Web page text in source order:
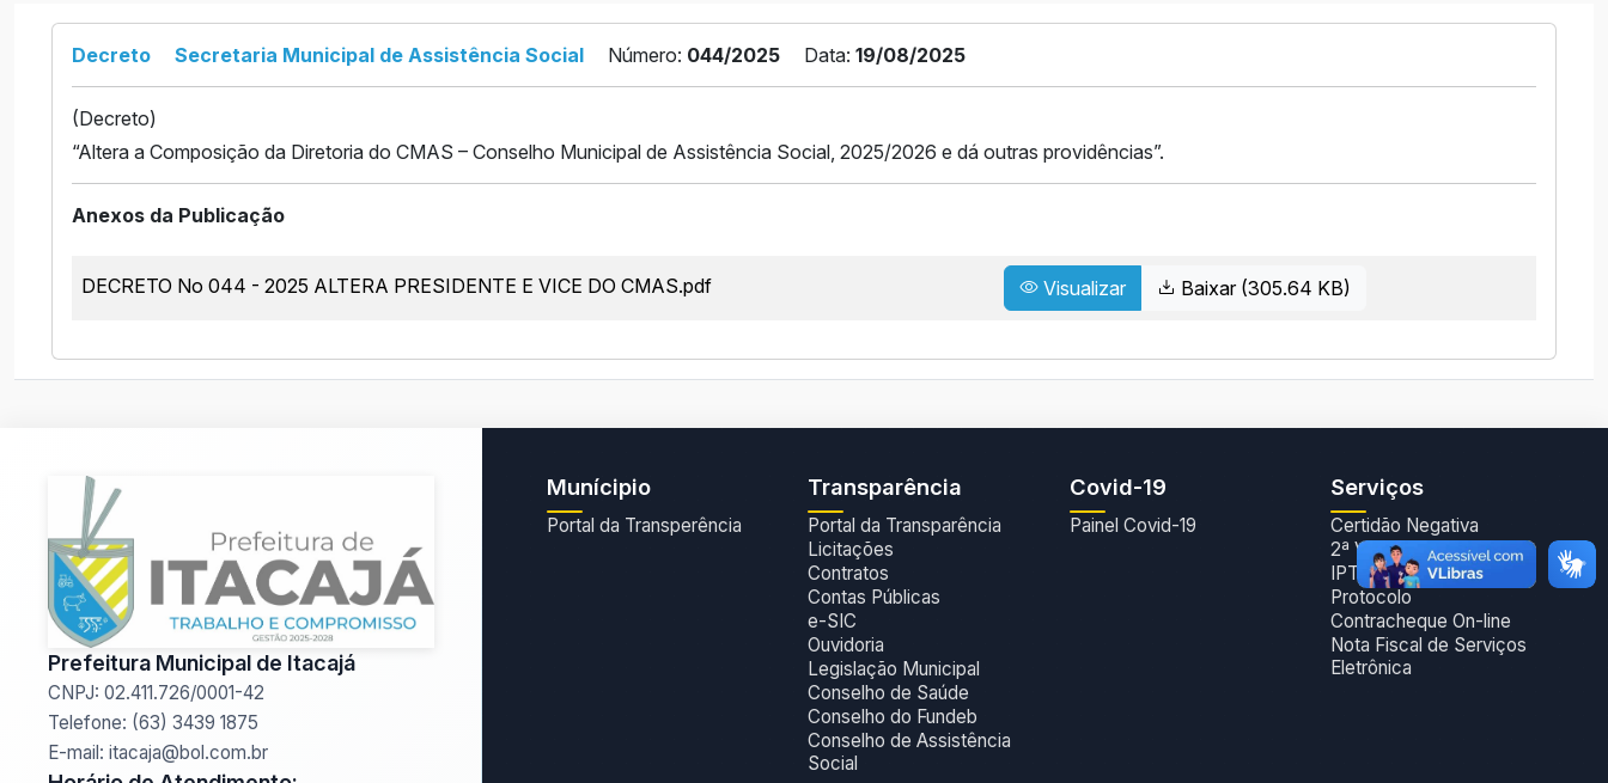
Decreto Secretaria Municipal de Assistência Social Número: 044/2025 Data: 19/08/2025
(Decreto)
“Altera a Composição da Diretoria do CMAS – Conselho Municipal de Assistência Social, 2025/2026 e dá outras providências”.
Anexos da Publicação
DECRETO No 044 - 2025 ALTERA PRESIDENTE E VICE DO CMAS.pdf Visualizar Baixar (305.64 KB)
Prefeitura Municipal de Itacajá
CNPJ: 02.411.726/0001-42
Telefone: (63) 3439 1875
E-mail: itacaja@bol.com.br
Munícipio
Portal da Transperência
Transparência
Portal da Transparência
Licitações
Contratos
Contas Públicas
e-SIC
Ouvidoria
Legislação Municipal
Conselho de Saúde
Conselho do Fundeb
Conselho de Assistência
Social
Covid-19
Painel Covid-19
Serviços
Certidão Negativa
2ª Via Dam
IPTU On-line
Protocolo
Contracheque On-line
Nota Fiscal de Serviços
Eletrônica